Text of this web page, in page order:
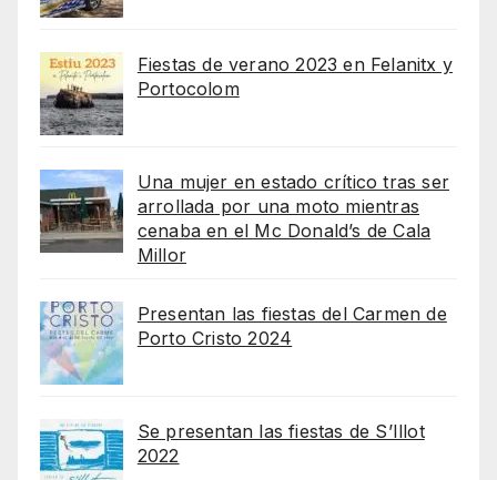
Fiestas de verano 2023 en Felanitx y
Portocolom
Una mujer en estado crítico tras ser
arrollada por una moto mientras
cenaba en el Mc Donald’s de Cala
Millor
Presentan las fiestas del Carmen de
Porto Cristo 2024
Se presentan las fiestas de S’Illot
2022